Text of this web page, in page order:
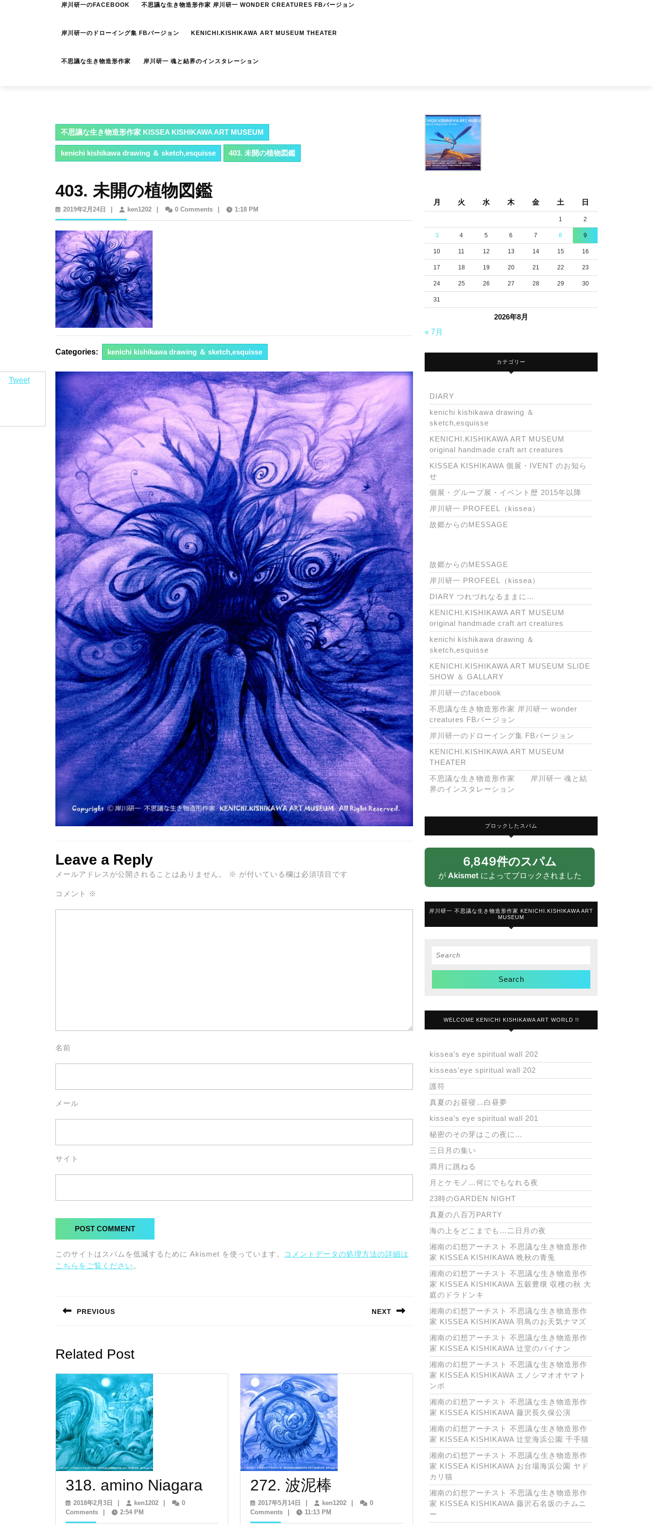
岸川研一のFACEBOOK 不思議な生き物造形作家 岸川研一 WONDER CREATURES FBバージョン
岸川研一のドローイング集 FBバージョン KENICHI.KISHIKAWA ART MUSEUM THEATER
不思議な生き物造形作家 岸川研一 魂と結界のインスタレーション
不思議な生き物造形作家 KISSEA KISHIKAWA ART MUSEUM
kenichi kishikawa drawing ＆ sketch,esquisse 403. 未開の植物図鑑
403. 未開の植物図鑑
2019年2月24日
2019
年
月
24
日
ken1202ken12020 Comments 1:18 PM
Categories: kenichi kishikawa drawing ＆ sketch,esquisse
Tweet
Leave a Reply
メールアドレスが公開されることはありません。 ※ が付いている欄は必須項目です
コメント ※
名前
メール
サイト
このサイトはスパムを低減するために Akismet を使っています。
コメントデータの処理方法の詳細は
こちらをご覧ください 。
稿
ゲ
ー
シ
ョ
ン
PREVIOUS NEXT
Related Post
318. amino Niagara318.
2018年2月3日
2018
年
ken1202ken12020
Comments
2:54 PM
272. 波泥棒
波
2017年5月14日
2017
年
ken1202ken12020
Comments
11:13 PM
2026年8月
月 火 水 木 金 土 日
1 2
3 4 5 6 7 8 9
10 11 12 13 14 15 16
17 18 19 20 21 22 23
24 25 26 27 28 29 30
31
« 7月
カテゴリー
DIARY
kenichi kishikawa drawing ＆
sketch,esquisse
KENICHI.KISHIKAWA ART MUSEUM
original handmade craft art creatures
KISSEA KISHIKAWA 個展・IVENT のお知ら
せ
個展・グループ展・イベント歴 2015年以降
岸川研一 PROFEEL（kissea）
故郷からのMESSAGE
故郷からのMESSAGE
岸川研一 PROFEEL（kissea）
DIARY つれづれなるままに…
KENICHI.KISHIKAWA ART MUSEUM
original handmade craft art creatures
kenichi kishikawa drawing ＆
sketch,esquisse
KENICHI.KISHIKAWA ART MUSEUM SLIDE
SHOW ＆ GALLARY
岸川研一のfacebook
不思議な生き物造形作家 岸川研一 wonder
creatures FBバージョン
岸川研一のドローイング集 FBバージョン
KENICHI.KISHIKAWA ART MUSEUM
THEATER
不思議な生き物造形作家 岸川研一 魂と結
界のインスタレーション
ブロックしたスパム
6,849件のスパム
が Akismetによってブロックされました
岸川研一 不思議な生き物造形作家 KENICHI.KISHIKAWA ART
MUSEUM
Search
WELCOME KENICHI KISHIKAWA ART WORLD !!
kissea’s eye spiritual wall 202
kisseas’eye spiritual wall 202
護符
真夏のお昼寝…白昼夢
kissea’s eye spiritual wall 201
秘密のその芽はこの夜に…
三日月の集い
満月に跳ねる
月とケモノ…何にでもなれる夜
23時のGARDEN NIGHT
真夏の八百万PARTY
海の上をどこまでも…二日月の夜
湘南の幻想アーチスト 不思議な生き物造形作
家 KISSEA KISHIKAWA 晩秋の青兎
湘南の幻想アーチスト 不思議な生き物造形作
家 KISSEA KISHIKAWA 五穀豊穣 収穫の秋 大
庭のドラドンキ
湘南の幻想アーチスト 不思議な生き物造形作
家 KISSEA KISHIKAWA 羽鳥のお天気ナマズ
湘南の幻想アーチスト 不思議な生き物造形作
家 KISSEA KISHIKAWA 辻堂のパイナン
湘南の幻想アーチスト 不思議な生き物造形作
家 KISSEA KISHIKAWA エノシマオオヤマト
ンボ
湘南の幻想アーチスト 不思議な生き物造形作
家 KISSEA KISHIKAWA 藤沢長久保公演
湘南の幻想アーチスト 不思議な生き物造形作
家 KISSEA KISHIKAWA 辻堂海浜公園 千手猫
湘南の幻想アーチスト 不思議な生き物造形作
家 KISSEA KISHIKAWA お台場海浜公園 ヤド
カリ猫
湘南の幻想アーチスト 不思議な生き物造形作
家 KISSEA KISHIKAWA 藤沢石名坂のチムニ
ー